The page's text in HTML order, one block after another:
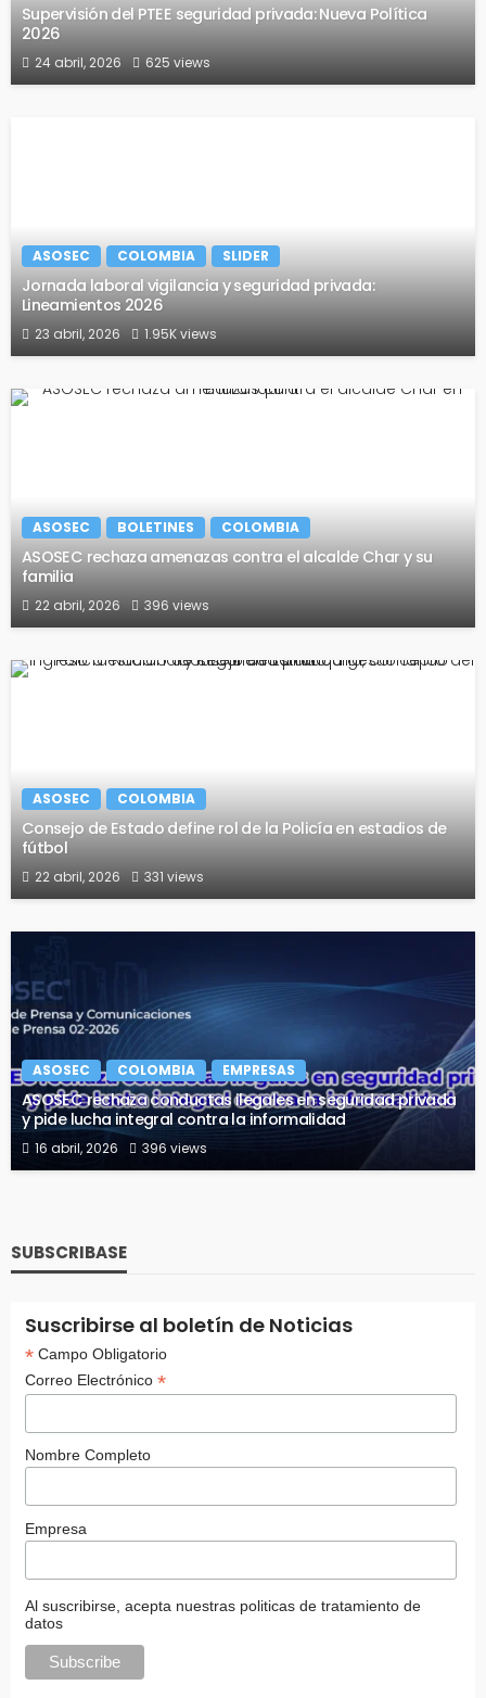
Supervisión del PTEE seguridad privada: Nueva Política
2026
24 abril, 2026 625 views
ASOSEC COLOMBIA SLIDER
Jornada laboral vigilancia y seguridad privada:
Lineamientos 2026
23 abril, 2026 1.95K views
ASOSEC BOLETINES COLOMBIA
ASOSEC rechaza amenazas contra el alcalde Char y su
familia
22 abril, 2026 396 views
ASOSEC COLOMBIA
Consejo de Estado define rol de la Policía en estadios de
fútbol
22 abril, 2026 331 views
ASOSEC COLOMBIA EMPRESAS
ASOSEC rechaza conductas ilegales en seguridad privada
y pide lucha integral contra la informalidad
16 abril, 2026 396 views
SUBSCRIBASE
Suscribirse al boletín de Noticias
*Campo Obligatorio
Correo Electrónico *
Nombre Completo
Empresa
Al suscribirse, acepta nuestras politicas de tratamiento de
datos